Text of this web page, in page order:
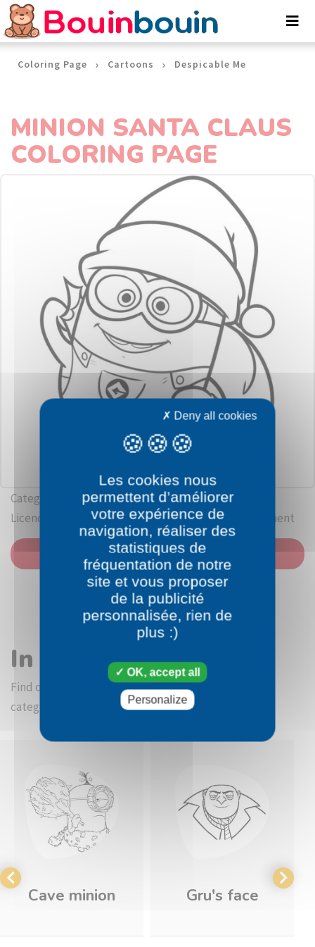
Coloring Page Cartoons Despicable Me
MINION SANTA CLAUS
COLORING PAGE
Category: Despicable Me
Licence: Universal Pictures / Illumination Entertainment
PRINT
In the same category
Find other coloring pictures in the Despicable Me
category
Cave minion Gru's face
Cookies management panel
Les cookies nous
permettent d’améliorer
votre expérience de
navigation, réaliser des
statistiques de
fréquentation de notre
site et vous proposer
de la publicité
personnalisée, rien de
plus :)
OK, accept all
Deny all cookies
Personalize